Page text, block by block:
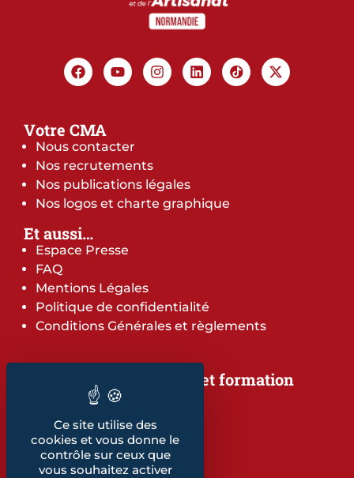
Votre CMA
Nous contacter
Nos recrutements
Nos publications légales
Nos logos et charte graphique
Et aussi…
Espace Presse
FAQ
Mentions Légales
Politique de confidentialité
Conditions Générales et règlements
Notre offre de services et formation
Notre offre de services
Notre dépliant formation
Les indicateurs
Nos publications
Ce site utilise des
cookies et vous donne le
contrôle sur ceux que
vous souhaitez activer